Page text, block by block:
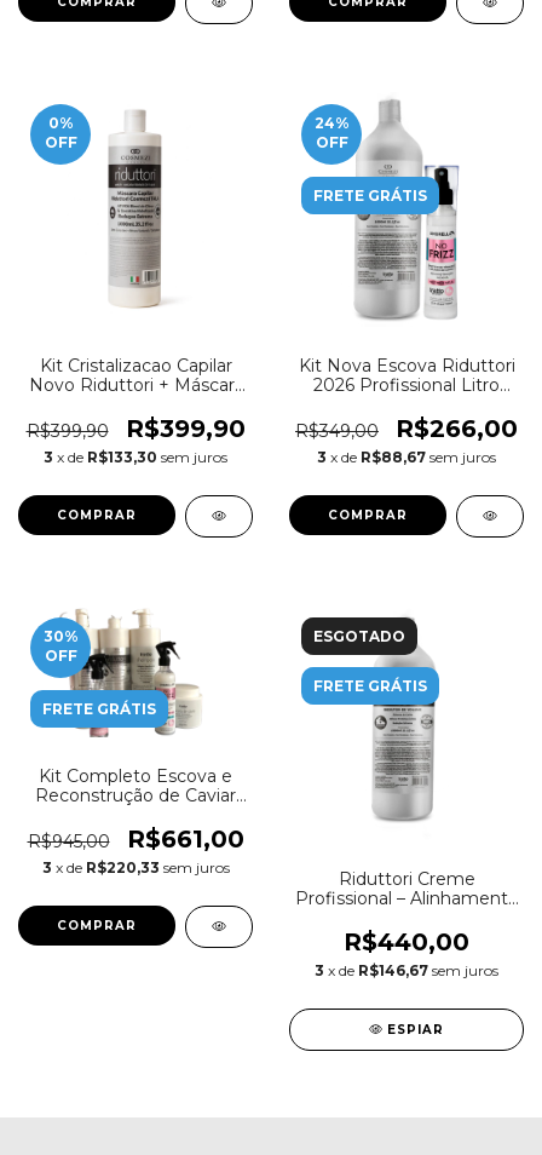
0%
OFF
Kit Cristalizacao Capilar
Novo Riduttori + Máscara
R$399,90
R$399,90
3 x de R$133,30 sem juros
24%
OFF
FRETE GRÁTIS
Kit Nova Escova Riduttori
2026 Profissional Litro
Pro 110ml
R$349,00 R$266,00
3 x de R$88,67 sem juros
30%
OFF
FRETE GRÁTIS
Kit Completo Escova e
Reconstrução de Caviar
Tratto Milano
R$945,00 R$661,00
3 x de R$220,33 sem juros
ESGOTADO
FRETE GRÁTIS
Riduttori Creme
Profissional – Alinhamento
R$440,00
3 x de R$146,67 sem juros
ESPIAR